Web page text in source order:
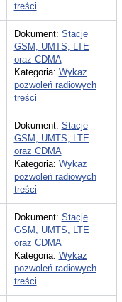
treści
Dokument: Stacje
GSM, UMTS, LTE
oraz CDMA
Kategoria: Wykaz
pozwoleń radiowych
treści
Dokument: Stacje
GSM, UMTS, LTE
oraz CDMA
Kategoria: Wykaz
pozwoleń radiowych
treści
Dokument: Stacje
GSM, UMTS, LTE
oraz CDMA
Kategoria: Wykaz
pozwoleń radiowych
treści